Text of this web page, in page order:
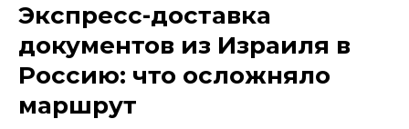
Экспресс-доставка
документов из Израиля в
Россию: что осложняло
маршрут